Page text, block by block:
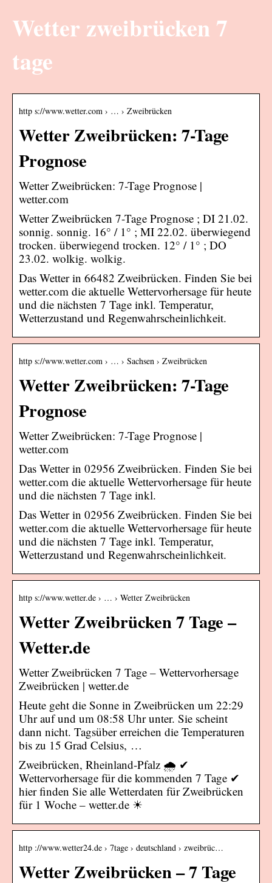
Wetter zweibrücken 7
tage
http s://www.wetter.com › … › Zweibrücken
Wetter Zweibrücken: 7-Tage
Prognose
Wetter Zweibrücken: 7-Tage Prognose |
wetter.com
Wetter Zweibrücken 7-Tage Prognose ; DI 21.02.
sonnig. sonnig. 16° / 1° ; MI 22.02. überwiegend
trocken. überwiegend trocken. 12° / 1° ; DO
23.02. wolkig. wolkig.
Das Wetter in 66482 Zweibrücken. Finden Sie bei
wetter.com die aktuelle Wettervorhersage für heute
und die nächsten 7 Tage inkl. Temperatur,
Wetterzustand und Regenwahrscheinlichkeit.
http s://www.wetter.com › … › Sachsen › Zweibrücken
Wetter Zweibrücken: 7-Tage
Prognose
Wetter Zweibrücken: 7-Tage Prognose |
wetter.com
Das Wetter in 02956 Zweibrücken. Finden Sie bei
wetter.com die aktuelle Wettervorhersage für heute
und die nächsten 7 Tage inkl.
Das Wetter in 02956 Zweibrücken. Finden Sie bei
wetter.com die aktuelle Wettervorhersage für heute
und die nächsten 7 Tage inkl. Temperatur,
Wetterzustand und Regenwahrscheinlichkeit.
http s://www.wetter.de › … › Wetter Zweibrücken
Wetter Zweibrücken 7 Tage –
Wetter.de
Wetter Zweibrücken 7 Tage – Wettervorhersage
Zweibrücken | wetter.de
Heute geht die Sonne in Zweibrücken um 22:29
Uhr auf und um 08:58 Uhr unter. Sie scheint
dann nicht. Tagsüber erreichen die Temperaturen
bis zu 15 Grad Celsius, …
Zweibrücken, Rheinland-Pfalz 🌧️ ✔
Wettervorhersage für die kommenden 7 Tage ✔
hier finden Sie alle Wetterdaten für Zweibrücken
für 1 Woche – wetter.de ☀
http ://www.wetter24.de › 7tage › deutschland › zweibrüc…
Wetter Zweibrücken – 7 Tage